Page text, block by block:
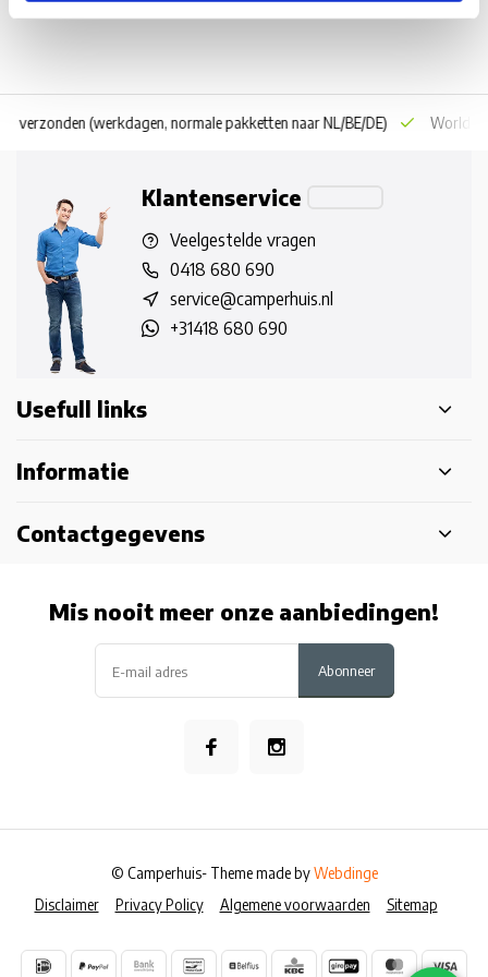
verzonden (werkdagen, normale pakketten naar NL/BE/DE) World
Klantenservice
Veelgestelde vragen
0418 680 690
service@camperhuis.nl
+31418 680 690
Usefull links
Informatie
Contactgegevens
Mis nooit meer onze aanbiedingen!
Abonneer
Disclaimer Privacy Policy Algemene voorwaarden Sitemap
© Camperhuis- Theme made byWebdinge